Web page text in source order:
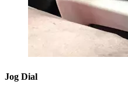
Jog Dial